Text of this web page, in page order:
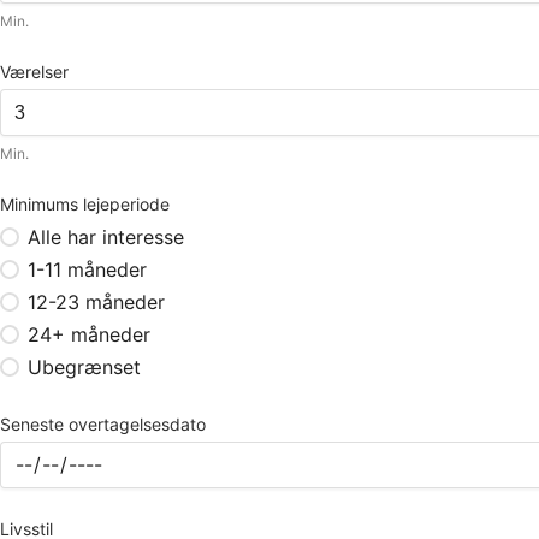
Min.
Værelser
Min.
Minimums lejeperiode
Alle har interesse
1-11 måneder
12-23 måneder
24+ måneder
Ubegrænset
Seneste overtagelsesdato
Livsstil